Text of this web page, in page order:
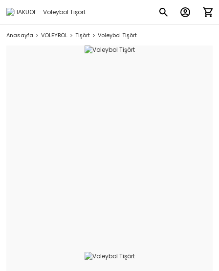
Anasayfa VOLEYBOL Tişört Voleybol Tişört